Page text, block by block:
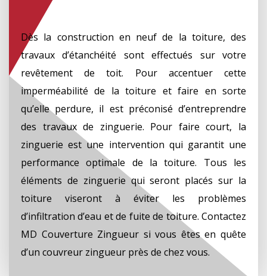
Dès la construction en neuf de la toiture, des
travaux d’étanchéité sont effectués sur votre
revêtement de toit. Pour accentuer cette
imperméabilité de la toiture et faire en sorte
qu’elle perdure, il est préconisé d’entreprendre
des travaux de zinguerie. Pour faire court, la
zinguerie est une intervention qui garantit une
performance optimale de la toiture. Tous les
éléments de zinguerie qui seront placés sur la
toiture viseront à éviter les problèmes
d’infiltration d’eau et de fuite de toiture. Contactez
MD Couverture Zingueur si vous êtes en quête
d’un couvreur zingueur près de chez vous.